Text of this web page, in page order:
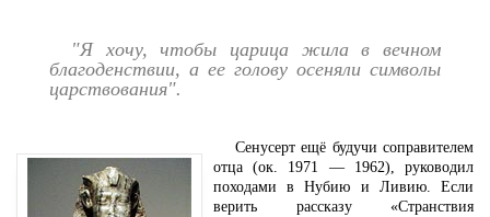
"Я хочу, чтобы царица жила в вечном
благоденствии, а ее голову осеняли символы
царствования".
Сенусерт ещё будучи соправителем
отца (ок. 1971 — 1962), руководил
походами в Нубию и Ливию. Если
верить рассказу «Странствия